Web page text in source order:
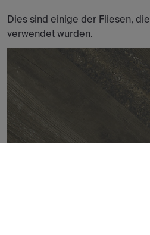
Dies sind einige der Fliesen,
verwendet wurden.